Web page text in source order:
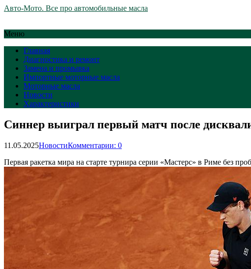
Авто-Мото. Все про автомобильные масла
Меню
Главная
Диагностика и ремонт
Замена и промывка
Импортные моторные масла
Моторные масла
Новости
Характеристики
Синнер выиграл первый матч после
11.05.2025НовостиКомментарии: 0
Первая ракетка мира на старте турнира серии «Мастерс» в Риме без